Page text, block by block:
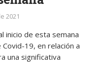
2021
inicio de esta semana
19, en relación a
una significativa